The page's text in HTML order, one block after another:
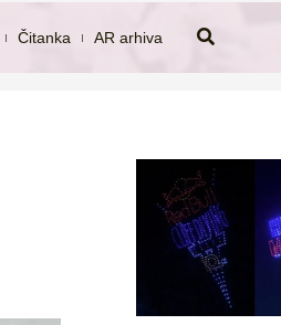
Čitanka AR arhiva